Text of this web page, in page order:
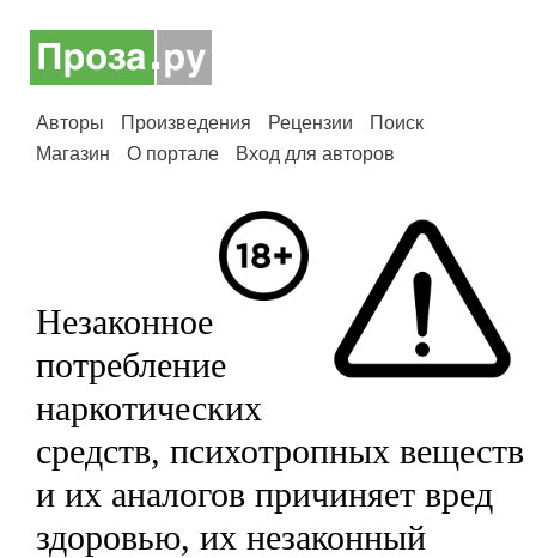
Авторы Произведения Рецензии
Поиск
Магазин
О портале Вход для авторов
Незаконное
потребление
наркотических
средств, психотропных веществ
и их аналогов причиняет вред
здоровью, их незаконный